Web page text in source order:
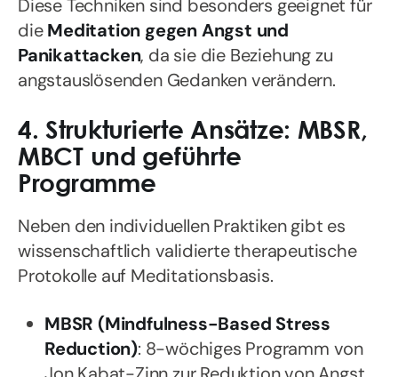
Diese Techniken sind besonders geeignet für
dieMeditation gegen Angst und
Panikattacken, da sie die Beziehung zu
angstauslösenden Gedanken verändern.
4. Strukturierte Ansätze: MBSR,
MBCT und geführte
Programme
Neben den individuellen Praktiken gibt es
wissenschaftlich validierte therapeutische
Protokolle auf Meditationsbasis.
MBSR (Mindfulness-Based Stress
Reduction): 8-wöchiges Programm von